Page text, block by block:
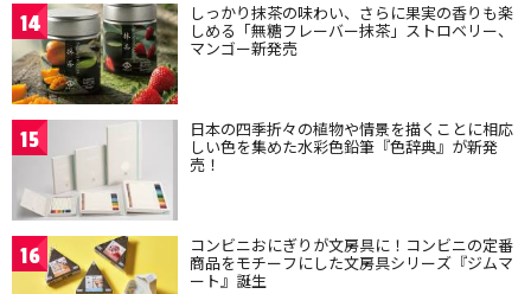
14 しっかり抹茶の味わい、さらに果実の香りも楽
しめる「無糖フレーバー抹茶」ストロベリー、
マンゴー新発売
15 日本の四季折々の植物や情景を描くことに相応
しい色を集めた水彩色鉛筆『色辞典』が新発
売！
16 コンビニおにぎりが文房具に！コンビニの定番
商品をモチーフにした文房具シリーズ『ジムマ
ート』誕生